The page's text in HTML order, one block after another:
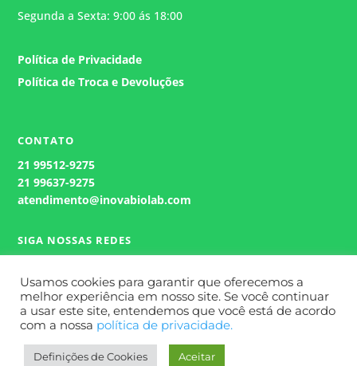
Segunda a Sexta: 9:00 ás 18:00
Política de Privacidade
Política de Troca e Devoluções
CONTATO
21 99512-9275
21 99637-9275
atendimento@inovabiolab.com
SIGA NOSSAS REDES
Usamos cookies para garantir que oferecemos a
melhor experiência em nosso site. Se você continuar
a usar este site, entendemos que você está de acordo
com a nossa política de privacidade.
Definições de Cookies Aceitar